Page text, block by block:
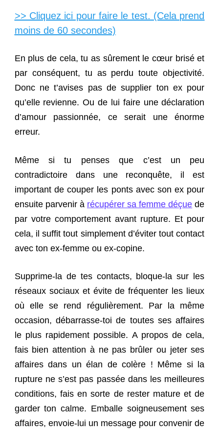
>> Cliquez ici pour faire le test. (Cela prend
moins de 60 secondes)
En plus de cela, tu as sûrement le cœur brisé et
par conséquent, tu as perdu toute objectivité.
Donc ne t’avises pas de supplier ton ex pour
qu’elle revienne. Ou de lui faire une déclaration
d’amour passionnée, ce serait une énorme
erreur.
Même si tu penses que c’est un peu
contradictoire dans une reconquête, il est
important de couper les ponts avec son ex pour
ensuite parvenir à récupérer sa femme déçue de
par votre comportement avant rupture. Et pour
cela, il suffit tout simplement d’éviter tout contact
avec ton ex-femme ou ex-copine.
Supprime-la de tes contacts, bloque-la sur les
réseaux sociaux et évite de fréquenter les lieux
où elle se rend régulièrement. Par la même
occasion, débarrasse-toi de toutes ses affaires
le plus rapidement possible. A propos de cela,
fais bien attention à ne pas brûler ou jeter ses
affaires dans un élan de colère ! Même si la
rupture ne s’est pas passée dans les meilleures
conditions, fais en sorte de rester mature et de
garder ton calme. Emballe soigneusement ses
affaires, envoie-lui un message pour convenir de